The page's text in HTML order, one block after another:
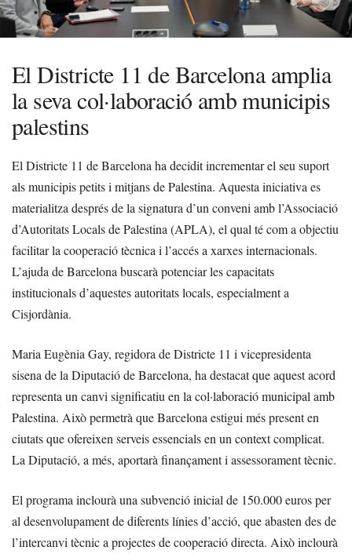
El Districte 11 de Barcelona amplia
la seva col·laboració amb municipis
palestins
El Districte 11 de Barcelona ha decidit incrementar el seu suport
als municipis petits i mitjans de Palestina. Aquesta iniciativa es
materialitza després de la signatura d’un conveni amb l’Associació
d’Autoritats Locals de Palestina (APLA), el qual té com a objectiu
facilitar la cooperació tècnica i l’accés a xarxes internacionals.
L’ajuda de Barcelona buscarà potenciar les capacitats
institucionals d’aquestes autoritats locals, especialment a
Cisjordània.
Maria Eugènia Gay, regidora de Districte 11 i vicepresidenta
sisena de la Diputació de Barcelona, ha destacat que aquest acord
representa un canvi significatiu en la col·laboració municipal amb
Palestina. Això permetrà que Barcelona estigui més present en
ciutats que ofereixen serveis essencials en un context complicat.
La Diputació, a més, aportarà finançament i assessorament tècnic.
El programa inclourà una subvenció inicial de 150.000 euros per
al desenvolupament de diferents línies d’acció, que abasten des de
l’intercanvi tècnic a projectes de cooperació directa. Això inclourà